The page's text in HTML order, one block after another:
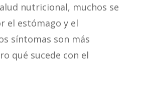
nutricional, muchos se
el estómago y el
síntomas son más
qué sucede con el